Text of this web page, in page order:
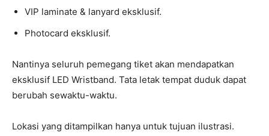
VIP laminate & lanyard eksklusif.
Photocard eksklusif.
Nantinya seluruh pemegang tiket akan mendapatkan
eksklusif LED Wristband. Tata letak tempat duduk dapat
berubah sewaktu-waktu.
Lokasi yang ditampilkan hanya untuk tujuan ilustrasi.